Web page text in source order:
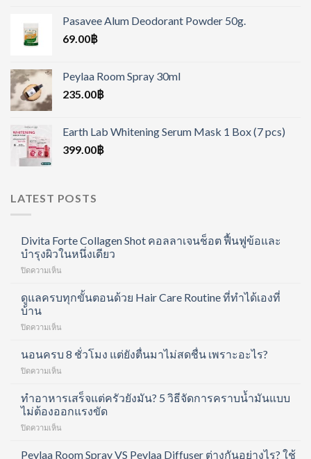
Pasavee Alum Deodorant Powder 50g.
69.00฿
Peylaa Room Spray 30ml
235.00฿
Earth Lab Whitening Serum Mask 1 Box (7 pcs)
399.00฿
LATEST POSTS
Divita Forte Collagen Shot คอลลาเจนช็อต ฟื้นฟูข้อและ
บำรุงผิวในหนึ่งเดียว
ปิดความเห็น
Collagen
คอ
ลา
ช็อต
ข้อ
และ
ดูแลครบทุกขั้นตอนด้วย Hair Care Routine ที่ทำได้เองที่
บ้าน
ปิดความเห็น
ครบ
ขั้น
ด้วย
Hair
Routine
ทำได้
นอนครบ 8 ชั่วโมง แต่ยังตื่นมาไม่สดชื่น เพราะอะไร?
ปิดความเห็น
ชั่วโมง
แต่
ตื่น
ทำอาหารเสร็จแต่ครัวยังมัน? 5 วิธีจัดการคราบน้ำมันแบบ
ไม่ต้องออกแรงขัด
ปิดความเห็น
Peylaa Room Spray VS Peylaa Diffuser ต่างกันอย่างไร? ใช้